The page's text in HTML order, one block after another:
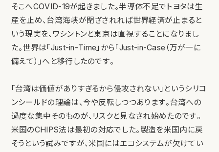
そこへCOVID-19が起きました。半導体不足でトヨタは生
産を止め、台湾海峡が閉ざされれば世界経済が止まると
いう現実を、ワシントンと東京は直視することになりまし
た。世界は「Just-in-Time」から「Just-in-Case（万が一に
備えて）」へと移行したのです。
「台湾は価値がありすぎるから侵攻されない」というシリコ
ンシールドの理論は、今や反転しつつあります。台湾への
過度な集中そのものが、リスクと見なされ始めたのです。
米国のCHIPS法は最初の対応でした。製造を米国内に戻
そうという試みですが、米国にはエコシステムが欠けてい